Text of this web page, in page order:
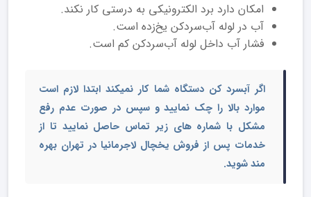
امکان دارد برد الکترونیکی به درستی کار نکند.
آب در لوله آب‌سردکن یخ‌زده است.
فشار آب داخل لوله آب‌سردکن کم است.
اگر آبسرد کن دستگاه شما کار نمیکند ابتدا لازم است
موارد بالا را چک نمایید و سپس در صورت عدم رفع
مشکل با شماره های زیر تماس حاصل نمایید تا از
خدمات پس از فروش یخچال لاجرمانیا در تهران بهره
مند شوید.